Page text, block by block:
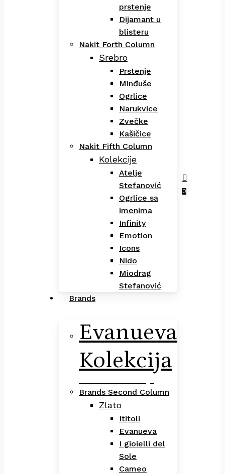
search
0
Menu
prstenje
Dijamant u
blisteru
Nakit Forth Column
Srebro
Prstenje
Minđuše
Ogrlice
Narukvice
Zvečke
Kašičice
Nakit Fifth Column
Kolekcije
Atelje
Stefanović
Ogrlice sa
imenima
Infinity
Emotion
Icons
Nido
Miodrag
Stefanović
Brands
Evanueva
Kolekcija
Brands Second Column
Zlato
Ititoli
Evanueva
I gioielli del
Sole
Cameo